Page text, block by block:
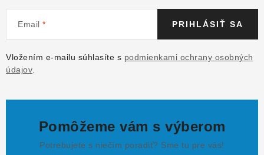
Email
Vložením e-mailu súhlasíte s podmienkami ochrany osobných
údajov
PRIHLÁSIŤ SA
Pomôžeme vám s výberom
Potrebujete s niečím poradiť? Sme tu pre vás!